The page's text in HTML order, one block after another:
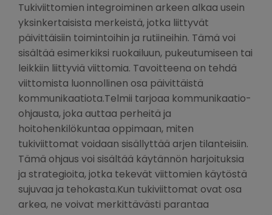
Tukiviittomien integroiminen arkeen alkaa usein
yksinkertaisista merkeistä, jotka liittyvät
päivittäisiin toimintoihin ja rutiineihin. Tämä voi
sisältää esimerkiksi ruokailuun, pukeutumiseen tai
leikkiin liittyviä viittomia. Tavoitteena on tehdä
viittomista luonnollinen osa päivittäistä
kommunikaatiota.Telmii tarjoaa kommunikaatio-
ohjausta, joka auttaa perheitä ja
hoitohenkilökuntaa oppimaan, miten
tukiviittomat voidaan sisällyttää arjen tilanteisiin.
Tämä ohjaus voi sisältää käytännön harjoituksia
ja strategioita, jotka tekevät viittomien käytöstä
sujuvaa ja tehokasta.Kun tukiviittomat ovat osa
arkea, ne voivat merkittävästi parantaa